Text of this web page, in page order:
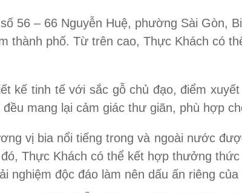
56 – 66 Nguyễn Huệ, phường Sài Gòn,
thành phố. Từ trên cao, Thực Khách có
kế tinh tế với sắc gỗ chủ đạo, điểm
mang lại cảm giác thư giãn, phù hợp
vị bia nổi tiếng trong và ngoài nước
Thực Khách có thể kết hợp thưởng
nghiệm độc đáo làm nên dấu ấn riêng của